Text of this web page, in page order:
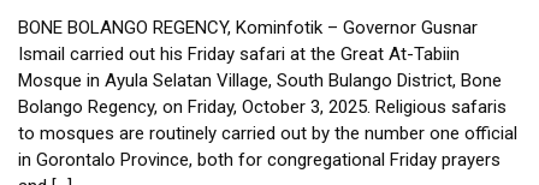
BONE BOLANGO REGENCY, Kominfotik – Governor Gusnar
Ismail carried out his Friday safari at the Great At-Tabiin
Mosque in Ayula Selatan Village, South Bulango District, Bone
Bolango Regency, on Friday, October 3, 2025. Religious safaris
to mosques are routinely carried out by the number one official
in Gorontalo Province, both for congregational Friday prayers